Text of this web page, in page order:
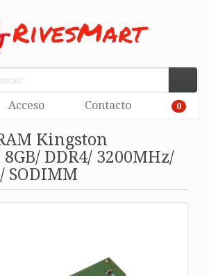
Acceso Contacto 0
Kingston
DDR4/ 3200MHz/
SODIMM